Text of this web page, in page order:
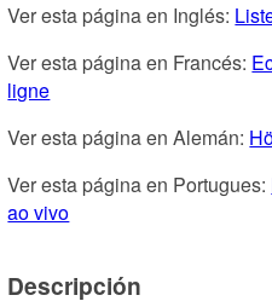
Ver esta página en Inglés:
Ver esta página en Francés:
ligne
Ver esta página en Alemán:
Ver esta página en Portugues:
ao vivo
Descripción